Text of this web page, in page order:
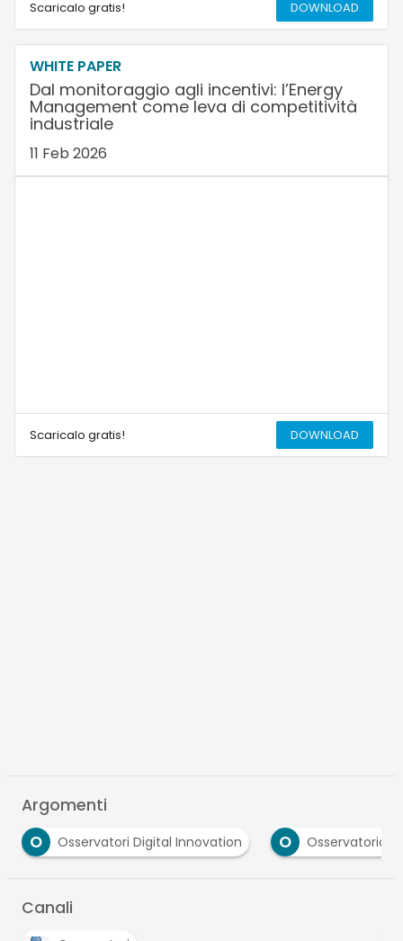
Scaricalo gratis! DOWNLOAD
WHITE PAPER
Dal monitoraggio agli incentivi: l’Energy
Management come leva di competitività
industriale
11 Feb 2026
Scaricalo gratis! DOWNLOAD
Argomenti
Osservatori Digital Innovation O Osservatorio Contract
Canali